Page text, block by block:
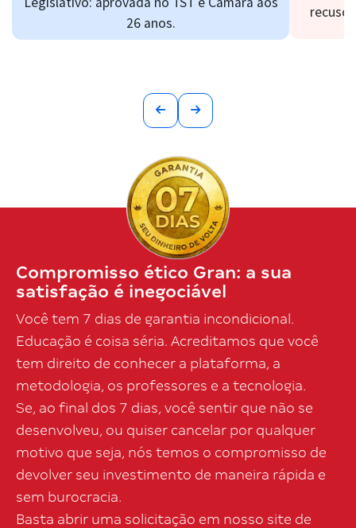
26 anos.
Compromisso ético Gran: a sua
satisfação é inegociável
Você tem 7 dias de garantia incondicional.
Educação é coisa séria. Acreditamos que você
tem direito de conhecer a plataforma, a
metodologia, os professores e a tecnologia.
Se, ao final dos 7 dias, você sentir que não se
desenvolveu, ou quiser cancelar por qualquer
motivo que seja, nós temos o compromisso de
devolver seu investimento de maneira rápida e
sem burocracia.
Basta abrir uma solicitação em nosso site de